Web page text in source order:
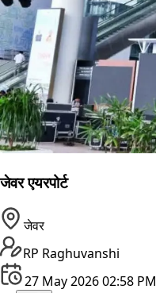
जेवर एयरपोर्ट
जेवर
RP Raghuvanshi
27 May 2026 02:58 PM